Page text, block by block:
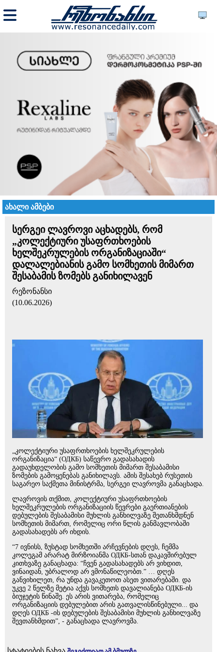
ახალი ამბები
სერგეი ლავროვი აცხადებს, რომ
„კოლექტიური უსაფრთხოების
ხელშეკრულების ორგანიზაციაში“
დალალებიანის გამო სომხეთის მიმართ
შესაბამის ზომებს განიხილავენ
რეზონანსი
(10.06.2026)
„კოლექტიური უსაფრთხოების ხელშეკრულების
ორგანიზაცია“ (ОДКБ) საწევრო გადასახადის
გადაუხდელობის გამო სომხეთის მიმართ შესაბამისი
ზომების გამოყენებას განიხილავს. ამის შესახებ რუსეთის
საგარეო საქმეთა მინისტრმა, სერგეი ლავროვმა განაცხადა.
ლავროვის თქმით, კოლექტიური უსაფრთხოების
ხელშეკრულების ორგანიზაციის წევრები გაერთიანების
დებულების შესაბამისი მუხლის განხილვაზე შეთანხმდნენ
სომხეთის მიმართ, რომელიც ორი წლის განმავლობაში
გადასახადებს არ იხდის.
“7 ივნისს, ზუსტად სომხეთში არჩევნების დღეს, ჩემმა
კოლეგამ არარატ მირზოიანმა ОДКБ-სთან დაკავშირებულ
კითხვაზე განაცხადა: “ჩვენ გადასახადებს არ ვიხდით,
ვინაიდან, უბრალოდ არ ვმონაწილეობთ.” … დღეს
განვიხილეთ, რა უნდა გავაკეთოთ ასეთ ვითარებაში. და
უკვე 2 წელზე მეტია აქვს სომხეთს დავალიანება ОДКБ-ის
ბიუჯეტის წინაშე. ეს არის ვითარება, რომელიც
ორგანიზაციის დებულებით არის გათვალისწინებული... და
დღეს ОДКБ -ის დებულების შესაბამისი მუხლის განხილვაზე
შევთანხმდით”, - განაცხადა ლავროვმა.